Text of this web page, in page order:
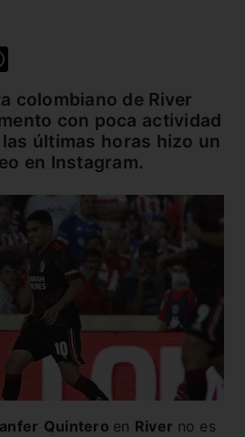
colombiano de River
con poca actividad
últimas horas hizo un
en Instagram.
Quintero en River no es